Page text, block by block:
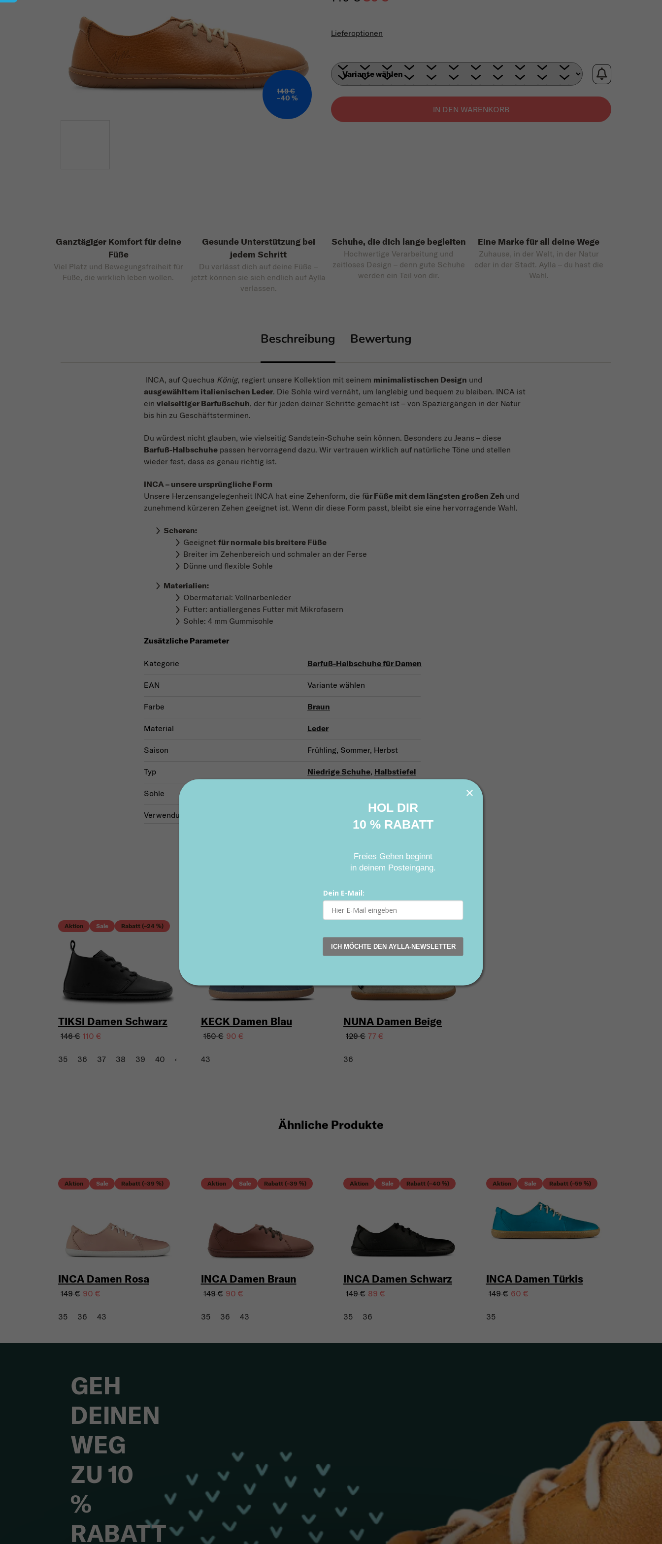
Lieferoptionen
IN DEN WARENKORB
149 €
–40 %
Ganztägiger Komfort für deine
Füße
Viel Platz und Bewegungsfreiheit für
Füße, die wirklich leben wollen.
Gesunde Unterstützung bei
jedem Schritt
Du verlässt dich auf deine Füße –
jetzt können sie sich endlich auf Aylla
verlassen.
Schuhe, die dich lange begleiten
Hochwertige Verarbeitung und
zeitloses Design – denn gute Schuhe
werden ein Teil von dir.
Eine Marke für all deine Wege
Zuhause, in der Welt, in der Natur
oder in der Stadt. Aylla – du hast die
Wahl.
Beschreibung Bewertung
INCA, auf Quechua König, regiert unsere Kollektion mit seinem minimalistischen Design und
ausgewähltem italienischen Leder. Die Sohle wird vernäht, um langlebig und bequem zu bleiben. INCA ist
ein vielseitiger Barfußschuh, der für jeden deiner Schritte gemacht ist – von Spaziergängen in der Natur
bis hin zu Geschäftsterminen.
Du würdest nicht glauben, wie vielseitig Sandstein-Schuhe sein können. Besonders zu Jeans – diese
Barfuß-Halbschuhe passen hervorragend dazu. Wir vertrauen wirklich auf natürliche Töne und stellen
wieder fest, dass es genau richtig ist.
INCA – unsere ursprüngliche Form
Unsere Herzensangelegenheit INCA hat eine Zehenform, die für Füße mit dem längsten großen Zeh und
zunehmend kürzeren Zehen geeignet ist. Wenn dir diese Form passt, bleibt sie eine hervorragende Wahl.
Scheren:
Geeignet für normale bis breitere Füße
Breiter im Zehenbereich und schmaler an der Ferse
Dünne und flexible Sohle
Materialien:
Obermaterial: Vollnarbenleder
Futter: antiallergenes Futter mit Mikrofasern
Sohle: 4 mm Gummisohle
Zusätzliche Parameter
Kategorie Barfuß-Halbschuhe für Damen
EAN Variante wählen
Farbe Braun
Material Leder
Saison Frühling, Sommer, Herbst
Typ Niedrige Schuhe, Halbstiefel
Sohle
Verwendung Für jeden Tag, Elegant
Verwandte Produkte
Aktion Sale Rabatt (–24 %)
TIKSI Damen Schwarz
146 € 110 €
35 36 37 38 39 40 41
KECK Damen Blau
150 € 90 €
43
Rabatt (–40 %)
NUNA Damen Beige
129 € 77 €
36
Ähnliche Produkte
Aktion Sale Rabatt (–39 %)
INCA Damen Rosa
149 € 90 €
35 36 43
Aktion Sale Rabatt (–39 %)
INCA Damen Braun
149 € 90 €
35 36 43
Aktion Sale Rabatt (–40 %)
INCA Damen Schwarz
149 € 89 €
35 36
Aktion Sale Rabatt (–59 %)
INCA Damen Türkis
149 € 60 €
35
GEH
DEINEN
WEG
ZU 10
%
RABATT
HOL DIR
10 % RABATT
Freies Gehen beginnt
in deinem Posteingang.
Dein E-Mail:
ICH MÖCHTE DEN AYLLA-NEWSLETTER